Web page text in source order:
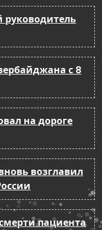
руководитель
с 8
на дороге
возглавил
пациента